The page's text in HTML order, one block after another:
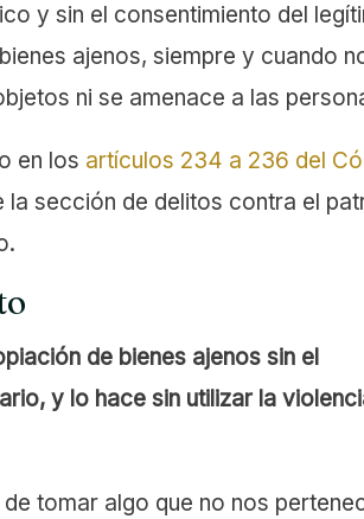
y sin el consentimiento del
ajenos, siempre y cuando
ni se amenace a las
en los artículos 234 a 236 del
la sección de delitos contra el
de bienes ajenos sin el
y lo hace sin utilizar la
tomar algo que no nos